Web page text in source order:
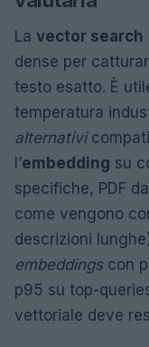
La vector search
dense per
testo esatto. È
temperatura
alternativi
l’embedding su
specifiche, PDF da
come vengono
descrizioni
embeddingscon
p95 su top-
vettoriale deve